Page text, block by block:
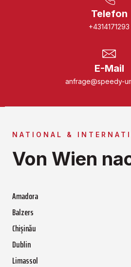
Telefon
+4314171293
E-Mail
anfrage@speedy-
NATIONAL &
Von Wien
Amadora
Balzers
Chișinău
Dublin
Limassol